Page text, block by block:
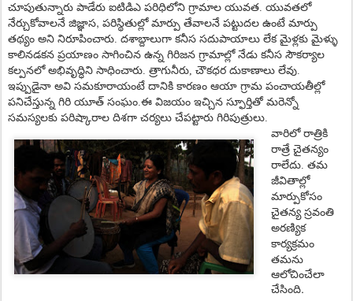
చూపుతున్నారు పాడేరు ఐటిడిఎ ప‌రిధిలోని గ్రామాల యువ‌త‌. యువ‌త‌లో
నేర్చుకోవాల‌నే జిజ్ఞాస‌, ప‌రిస్థితుల్లో మార్పు తేవాల‌నే ప‌ట్టుద‌ల ఉంటే మార్పు
తథ్యం అని నిరూపించారు. ద‌శాబ్దాలుగా కనీస సదుపాయాలు లేక మైళ్లకు మైళ్ళు
కాలినడకన ప్రయాణం సాగించిన ఉన్న గిరిజ‌న గ్రామాల్లో నేడు క‌నీస సౌక‌ర్యాల
క‌ల్ప‌న‌లో అభివృద్ధిని సాధించారు. త్రాగునీరు, చౌకధర దుకాణాలు లేవు.
ఇప్పుడైనా అవి సమకూరాయంటే దానికి కారణం ఆయా గ్రామ పంచాయతీల్లో
పనిచేస్తున్న గిరి యూత్ సంఘం.ఈ విజ‌యం ఇచ్చిన స్ఫూర్తితో మ‌రెన్నో
స‌మ‌స్య‌ల‌కు ప‌రిష్కారాల దిశ‌గా చ‌ర్య‌లు చేప‌ట్టారు గిరిపుత్రులు.
వారిలో రాత్రికి
రాత్రే చైత‌న్యం
రాలేదు. త‌మ
జీవితాల్లో
మార్పుకోసం
చైత‌న్య స్ర‌వంతి
అర‌ణ్యిక
కార్యక్ర‌మం
త‌మను
ఆలోచించేలా
చేసింది.